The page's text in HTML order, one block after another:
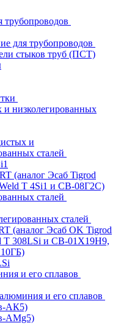
трубопроводов
для трубопроводов
стыков труб (ПСТ)
и низколегированных
и
сталей
(аналог Эсаб Tigrod
T 4Si1 и СВ-08Г2С)
сталей
сталей
(аналог Эсаб OK Tigrod
T 308LSi и СВ-01Х19Н9,
и его сплавов
и его сплавов
АК5)
АМg5)